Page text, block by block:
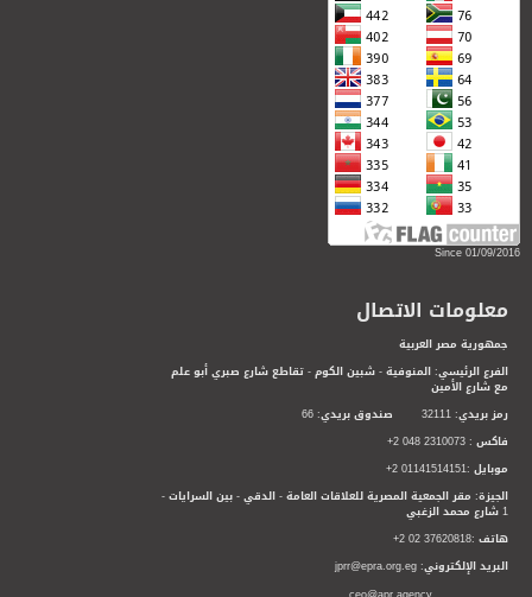
Since 01/09/2016
معلومات الاتصال
جمهورية مصر العربية
الفرع الرئيسي: المنوفية - شبين الكوم - تقاطع شارع صبري أبو علم
مع شارع الأمين
رمز بريدي: 32111 صندوق بريدي: 66
فاكس : 2310073 048 2+
موبايل :01141514151 2+
الجيزة: مقر الجمعية المصرية للعلاقات العامة - الدقي - بين السرايات -
1 شارع محمد الزغبي
هاتف :37620818 02 2+
البريد الإلكتروني: jprr@epra.org.eg